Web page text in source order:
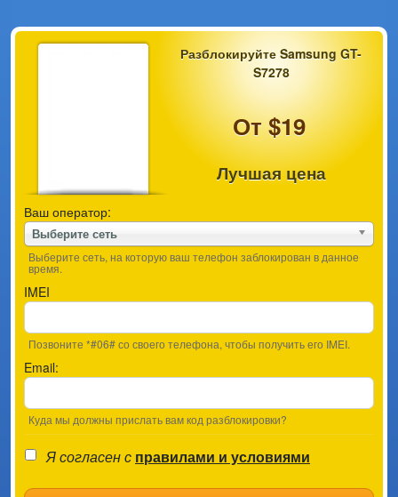
Разблокируйте Samsung GT-
S7278
От $19
Лучшая цена
Ваш оператор:
Выберите сеть
Выберите сеть, на которую ваш телефон заблокирован в данное
время.
IMEI
Позвоните *#06# со своего телефона, чтобы получить его IMEI.
Email:
Куда мы должны прислать вам код разблокировки?
Я согласен с правилами и условиями